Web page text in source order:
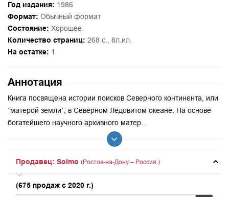
Год издания: 1986
Формат: Обычный формат
Состояние: Хорошее.
Количество страниц: 268 с., 8л.ил.
На остатке: 1
Аннотация
Книга посвящена истории поисков Северного континента, или
`матерой земли`, в Северном Ледовитом океане. На основе
богатейшего научного архивного матер...
Продавец: Solmo (Ростов-на-Дону – Россия.)
(675 продаж с 2020 г.)